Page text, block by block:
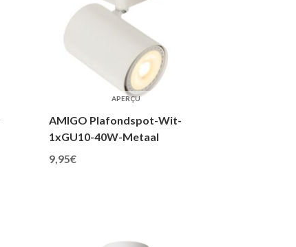
AMIGO Plafondspot-Wit-
1xGU10-40W-Metaal
9,95€
APERÇU